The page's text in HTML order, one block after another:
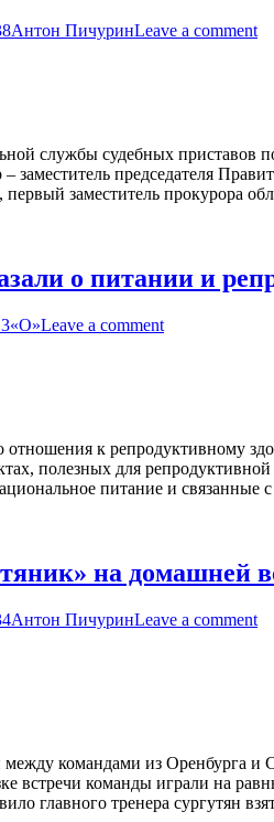
Антон ПичуринLeave a comment
службы судебных приставов
заместитель председателя
первый заместитель прокурора
о питании и
«О»Leave a comment
отношения к репродуктивному
полезных для
питание и связанные
на домашней
Антон ПичуринLeave a comment
командами из Оренбурга и
встречи команды играли на
главного тренера сургутян